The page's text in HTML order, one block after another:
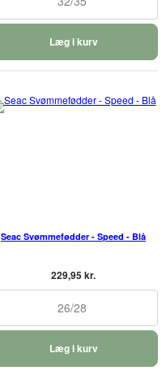
Læg i kurv
Seac Svømmefødder - Speed - Blå
229,95 kr.
26/28
Læg i kurv